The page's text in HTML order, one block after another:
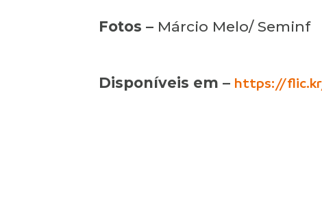
Fotos – Márcio Melo/ Seminf
Disponíveis em – https://